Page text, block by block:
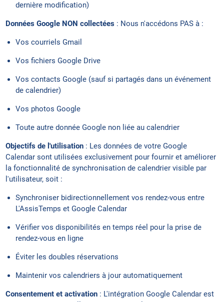
dernière modification)
Données Google NON collectées : Nous n'accédons PAS à :
Vos courriels Gmail
Vos fichiers Google Drive
Vos contacts Google (sauf si partagés dans un événement
de calendrier)
Vos photos Google
Toute autre donnée Google non liée au calendrier
Objectifs de l'utilisation : Les données de votre Google
Calendar sont utilisées exclusivement pour fournir et améliorer
la fonctionnalité de synchronisation de calendrier visible par
l'utilisateur, soit :
Synchroniser bidirectionnellement vos rendez-vous entre
L'AssisTemps et Google Calendar
Vérifier vos disponibilités en temps réel pour la prise de
rendez-vous en ligne
Éviter les doubles réservations
Maintenir vos calendriers à jour automatiquement
Consentement et activation : L'intégration Google Calendar est